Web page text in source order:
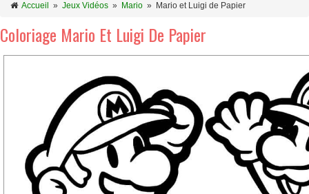
Accueil » Jeux Vidéos » Mario » Mario et Luigi de Papier
Coloriage Mario Et Luigi De Papier